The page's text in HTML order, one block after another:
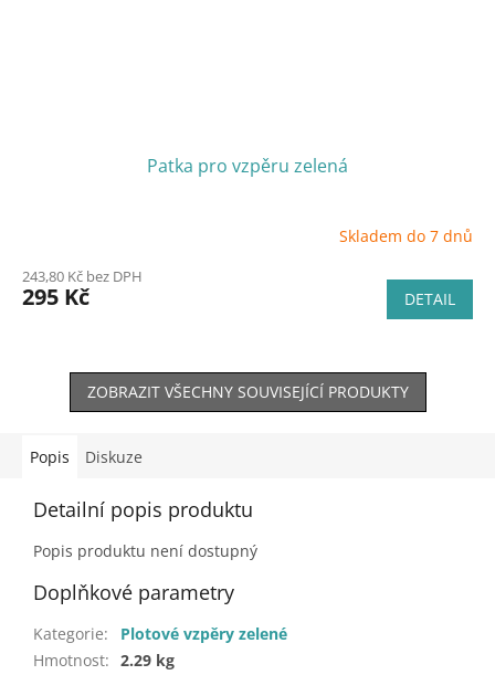
Patka pro vzpěru zelená
Skladem do 7 dnů
243,80 Kč bez DPH
295 Kč DETAIL
ZOBRAZIT VŠECHNY SOUVISEJÍCÍ PRODUKTY
Popis Diskuze
Detailní popis produktu
Popis produktu není dostupný
Doplňkové parametry
Kategorie:
Plotové vzpěry zelené
Hmotnost: 2.29 kg